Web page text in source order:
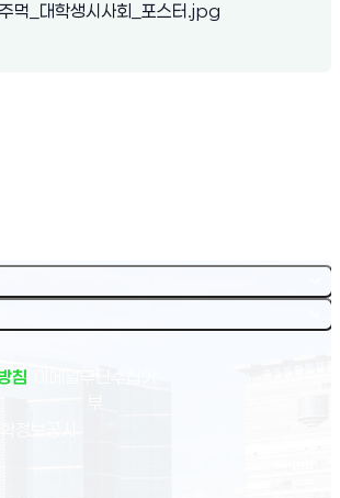
먹_대학생시사회_포스터.jpg
침